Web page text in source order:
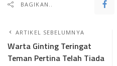
BAGIKAN..
ARTIKEL SEBELUMNYA
Warta Ginting Teringat
Teman Pertina Telah Tiada